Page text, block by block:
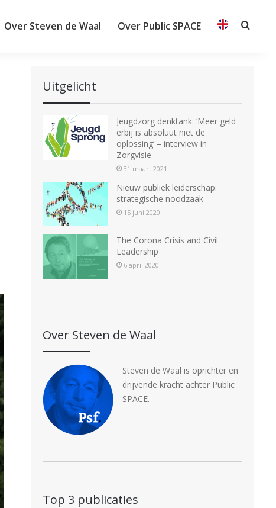
Over Steven de Waal Over Public SPACE
Uitgelicht
Jeugdzorg denktank: ‘Meer geld
erbij is absoluut niet de
oplossing’ – interview in
Zorgvisie
31 maart 2021
Nieuw publiek leiderschap:
strategische noodzaak
15 juni 2020
The Corona Crisis and Civil
Leadership
6 april 2020
Over Steven de Waal
Steven de Waal is oprichter en
drijvende kracht achter Public
SPACE.
Top 3 publicaties